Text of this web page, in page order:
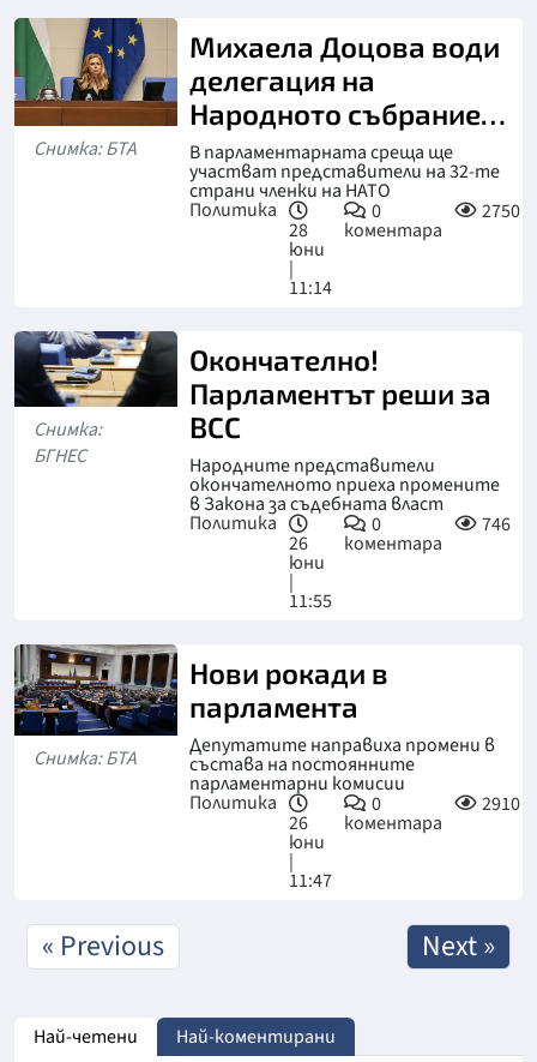
Снимка: БТА
Михаела Доцова води
делегация на
Народното събрание в
Истанбул
В парламентарната среща ще
участват представители на 32-те
страни членки на НАТО
Политика
28
юни
|
11:14
0
коментара
2750
Снимка:
БГНЕС
Окончателно!
Парламентът реши за
ВСС
Народните представители
окончателното приеха промените
в Закона за съдебната власт
Политика
26
юни
|
11:55
0
коментара
746
Снимка: БТА
Нови рокади в
парламента
Депутатите направиха промени в
състава на постоянните
парламентарни комисии
Политика
26
юни
|
11:47
0
коментара
2910
« Previous Next »
Най-четени Най-коментирани